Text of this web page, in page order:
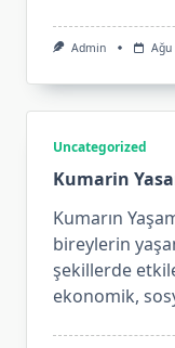
Admin Ağu
Uncategorized
Kumarin
Kumarın
bireylerin
şekillerde
ekonomik,